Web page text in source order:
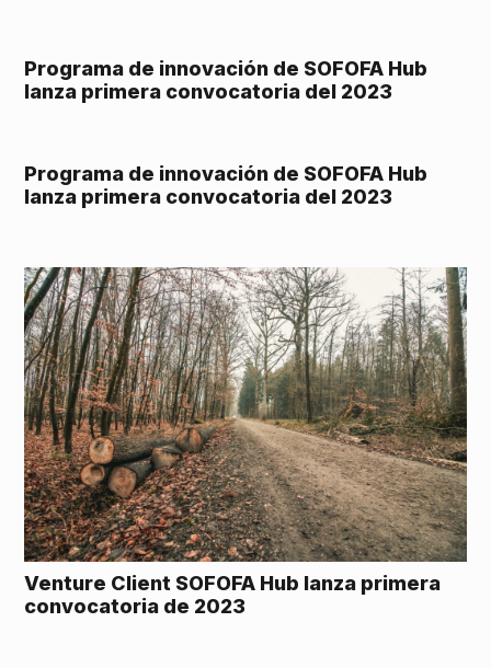
Programa de innovación de SOFOFA Hub
lanza primera convocatoria del 2023
Programa de innovación de SOFOFA Hub
lanza primera convocatoria del 2023
Venture Client SOFOFA Hub lanza primera
convocatoria de 2023